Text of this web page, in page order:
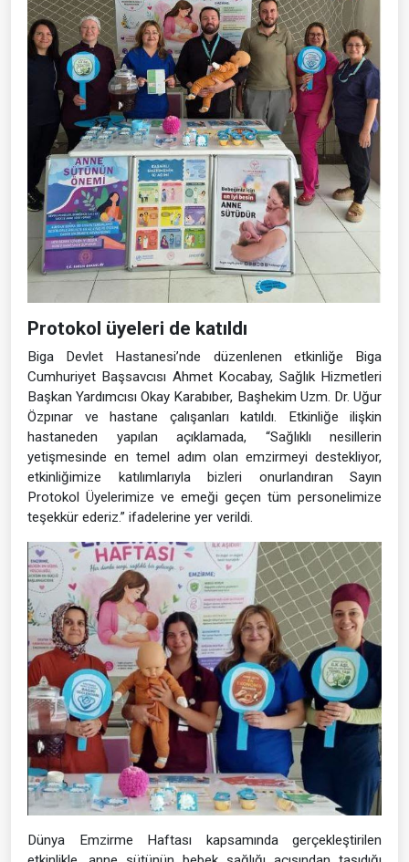
Protokol üyeleri de katıldı
Biga Devlet Hastanesi’nde düzenlenen etkinliğe Biga
Cumhuriyet Başsavcısı Ahmet Kocabay, Sağlık Hizmetleri
Başkan Yardımcısı Okay Karabıber, Başhekim Uzm. Dr. Uğur
Özpınar ve hastane çalışanları katıldı. Etkinliğe ilişkin
hastaneden yapılan açıklamada, “Sağlıklı nesillerin
yetişmesinde en temel adım olan emzirmeyi destekliyor,
etkinliğimize katılımlarıyla bizleri onurlandıran Sayın
Protokol Üyelerimize ve emeği geçen tüm personelimize
teşekkür ederiz.” ifadelerine yer verildi.
Dünya Emzirme Haftası kapsamında gerçekleştirilen